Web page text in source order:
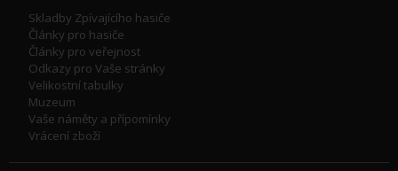
Skladby Zpívajícího hasiče
Články pro hasiče
Články pro veřejnost
Odkazy pro Vaše stránky
Velikostní tabulky
Muzeum
Vaše náměty a přípomínky
Vrácení zboží